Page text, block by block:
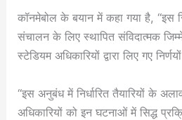
कॉनमेबोल के बयान में कहा गया है, “इस
संचालन के लिए स्थापित संविदात्मक
स्टेडियम अधिकारियों द्वारा लिए गए
“इस अनुबंध में निर्धारित तैयारियों के
अधिकारियों को इन घटनाओं में सिद्ध